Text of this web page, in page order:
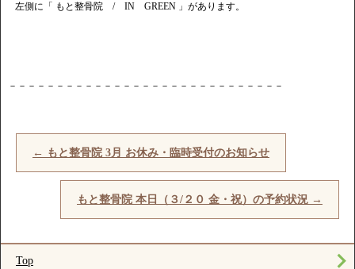
左側に「 もと整骨院 / IN GREEN 」があります。
－－－－－－－－－－－－－－－－－－－－－－－－－－－－－
← もと整骨院 3月 お休み・臨時受付のお知らせ
もと整骨院 本日（３/２０ 金・祝）の予約状況 →
Top